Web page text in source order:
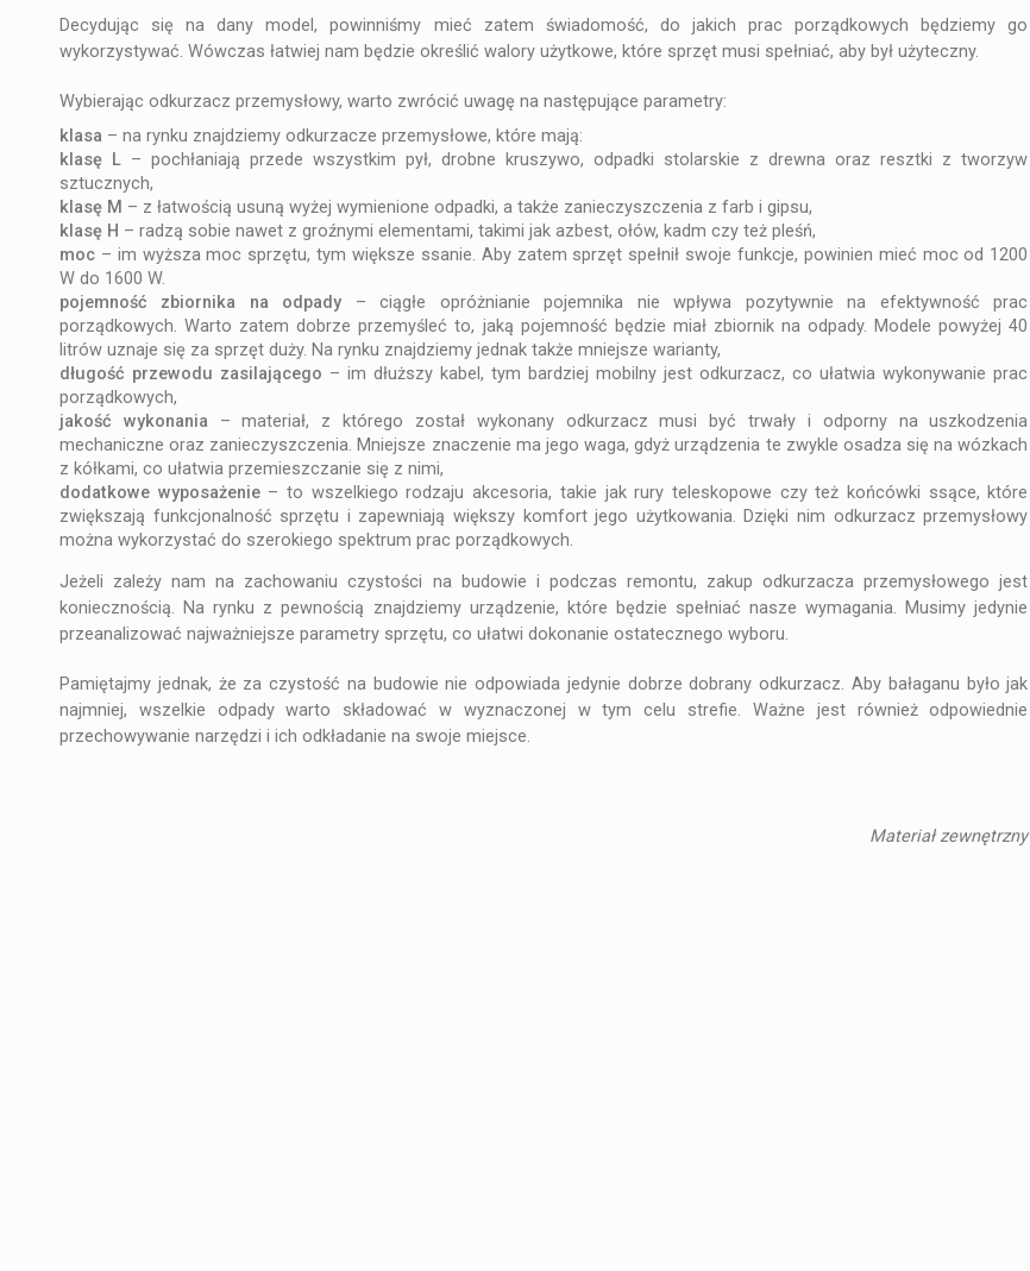
Decydując się na dany model, powinniśmy mieć zatem świadomość, do jakich prac porządkowych będziemy go
wykorzystywać. Wówczas łatwiej nam będzie określić walory użytkowe, które sprzęt musi spełniać, aby był użyteczny.
Wybierając odkurzacz przemysłowy, warto zwrócić uwagę na następujące parametry:
klasa – na rynku znajdziemy odkurzacze przemysłowe, które mają:
klasę L – pochłaniają przede wszystkim pył, drobne kruszywo, odpadki stolarskie z drewna oraz resztki z tworzyw
sztucznych,
klasę M – z łatwością usuną wyżej wymienione odpadki, a także zanieczyszczenia z farb i gipsu,
klasę H – radzą sobie nawet z groźnymi elementami, takimi jak azbest, ołów, kadm czy też pleśń,
moc – im wyższa moc sprzętu, tym większe ssanie. Aby zatem sprzęt spełnił swoje funkcje, powinien mieć moc od 1200
W do 1600 W.
pojemność zbiornika na odpady – ciągłe opróżnianie pojemnika nie wpływa pozytywnie na efektywność prac
porządkowych. Warto zatem dobrze przemyśleć to, jaką pojemność będzie miał zbiornik na odpady. Modele powyżej 40
litrów uznaje się za sprzęt duży. Na rynku znajdziemy jednak także mniejsze warianty,
długość przewodu zasilającego – im dłuższy kabel, tym bardziej mobilny jest odkurzacz, co ułatwia wykonywanie prac
porządkowych,
jakość wykonania – materiał, z którego został wykonany odkurzacz musi być trwały i odporny na uszkodzenia
mechaniczne oraz zanieczyszczenia. Mniejsze znaczenie ma jego waga, gdyż urządzenia te zwykle osadza się na wózkach
z kółkami, co ułatwia przemieszczanie się z nimi,
dodatkowe wyposażenie– to wszelkiego rodzaju akcesoria, takie jak rury teleskopowe czy też końcówki ssące, które
zwiększają funkcjonalność sprzętu i zapewniają większy komfort jego użytkowania. Dzięki nim odkurzacz przemysłowy
można wykorzystać do szerokiego spektrum prac porządkowych.
Jeżeli zależy nam na zachowaniu czystości na budowie i podczas remontu, zakup odkurzacza przemysłowego jest
koniecznością. Na rynku z pewnością znajdziemy urządzenie, które będzie spełniać nasze wymagania. Musimy jedynie
przeanalizować najważniejsze parametry sprzętu, co ułatwi dokonanie ostatecznego wyboru.
Pamiętajmy jednak, że za czystość na budowie nie odpowiada jedynie dobrze dobrany odkurzacz. Aby bałaganu było jak
najmniej, wszelkie odpady warto składować w wyznaczonej w tym celu strefie. Ważne jest również odpowiednie
przechowywanie narzędzi i ich odkładanie na swoje miejsce.
Materiał zewnętrzny
HOBBY
PHONE TRACKING